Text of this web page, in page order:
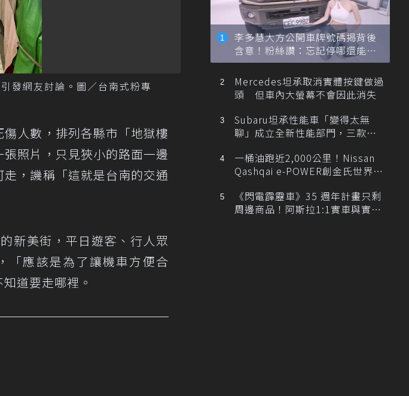
發網友討論。圖／台南式粉專
人數，排列各縣市「地獄樓
照片，只見狹小的路面一邊
，譏稱「這就是台南的交通
新美街，平日遊客、行人眾
「應該是為了讓機車方便合
道要走哪裡。
李多慧大方公開車牌號碼揭背後
含意！粉絲讚：忘記停哪還能幫
忙找車
Mercedes坦承取消實體按鍵做過
頭 但車內大螢幕不會因此消失
Subaru坦承性能車「變得太無
聊」成立全新性能部門，三款手
一桶油跑近2,000公里！Nissan
Qashqai e-POWER創金氏世界紀
《閃電霹靂車》35 週年計畫只剩
周邊商品！阿斯拉1:1實車與實體